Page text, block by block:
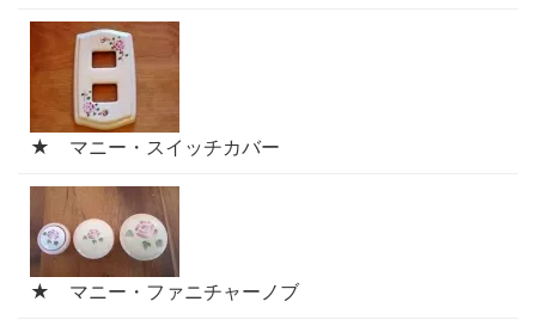
★ マニー・スイッチカバー
★ マニー・ファニチャーノブ